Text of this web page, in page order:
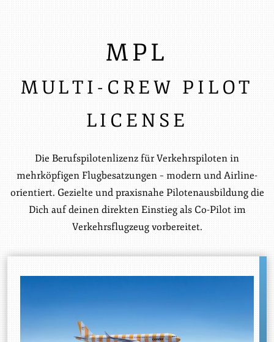
MPL
MULTI-CREW PILOT
LICENSE
Die Berufspilotenlizenz für Verkehrspiloten in
mehrköpfigen Flugbesatzungen – modern und Airline-
orientiert. Gezielte und praxisnahe Pilotenausbildung die
Dich auf deinen direkten Einstieg als Co-Pilot im
Verkehrsflugzeug vorbereitet.